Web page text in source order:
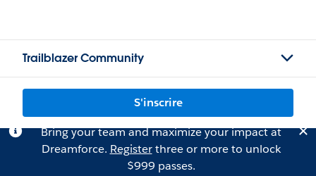
Trailblazer Community
S'inscrire
Bring your team and maximize your impact at
Dreamforce. Registerthree or more to unlock
$999 passes.